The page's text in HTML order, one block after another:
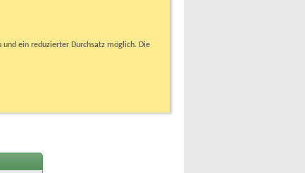
und ein reduzierter Durchsatz möglich. Die